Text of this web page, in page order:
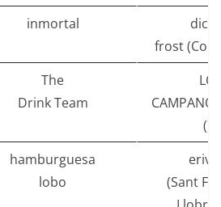
inmortal
frost
The
Drink Team
LO
CAMPANO
()
hamburguesa
lobo
(Sant